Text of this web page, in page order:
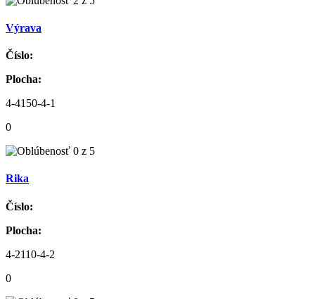
Výrava
Číslo:
Plocha:
4-4150-4-1
0
Rika
Číslo:
Plocha:
4-2110-4-2
0